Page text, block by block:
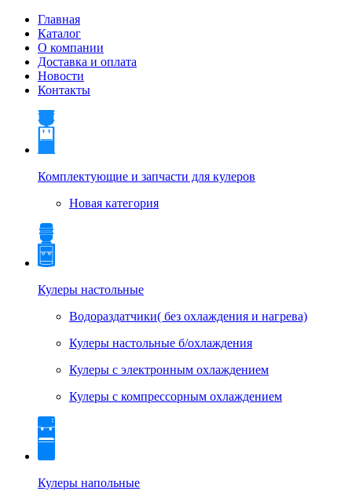
Главная
Каталог
О компании
Доставка и оплата
Новости
Контакты
Комплектующие и запчасти для кулеров
Новая категория
Кулеры настольные
Водораздатчики( без охлаждения и нагрева)
Кулеры настольные б/охлаждения
Кулеры с электронным охлаждением
Кулеры с компрессорным охлаждением
Кулеры напольные